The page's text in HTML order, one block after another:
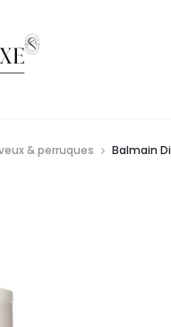
& perruques Balmain